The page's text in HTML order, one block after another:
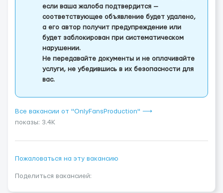
если ваша жалоба подтвердится —
соответствующее объявление будет удалено,
а его автор получит предупреждение или
будет заблокирован при систематическом
нарушении.
Не передавайте документы и не оплачивайте
услуги, не убедившись в их безопасности для
вас.
Все вакансии от "OnlyFansProduction" ⟶
показы: 3.4K
Пожаловаться на эту вакансию
Поделиться вакансией: